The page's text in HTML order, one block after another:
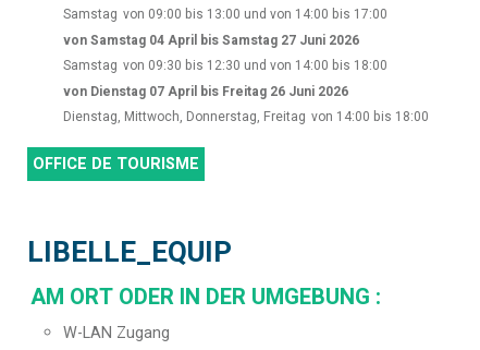
Samstag von 09:00 bis 13:00 und von 14:00 bis 17:00
von Samstag 04 April bis Samstag 27 Juni 2026
Samstag von 09:30 bis 12:30 und von 14:00 bis 18:00
von Dienstag 07 April bis Freitag 26 Juni 2026
Dienstag, Mittwoch, Donnerstag, Freitag von 14:00 bis 18:00
OFFICE DE TOURISME
LIBELLE_EQUIP
AM ORT ODER IN DER UMGEBUNG :
W-LAN Zugang